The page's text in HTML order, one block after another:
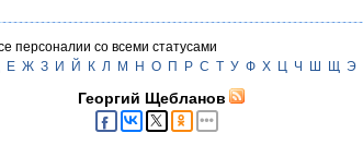
персоналии со всеми статусами
Е Ж З И Й К Л М Н О П Р С Т У Ф Х Ц Ч Ш Щ Э
Георгий Щебланов